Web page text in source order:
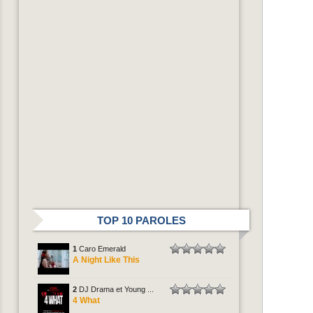
TOP 10 PAROLES
1 Caro Emerald
A Night Like This
2 DJ Drama et Young ...
4 What